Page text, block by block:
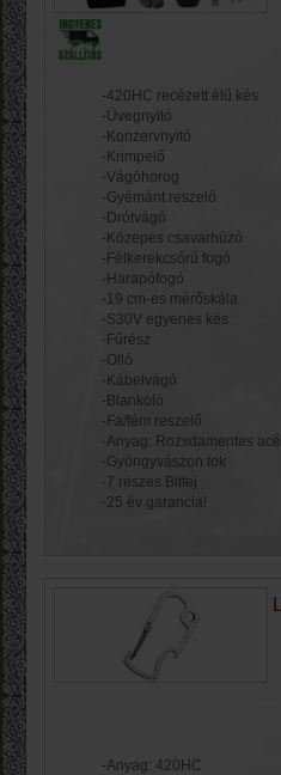
-420HC recézett élű kés
-Üvegnyitó
-Konzervnyitó
-Krimpelő
-Vágóhorog
-Gyémánt reszelő
-Drótvágó
-Közepes csavarhúzó
-Félkerekcsőrű fogó
-Harapófogó
-19 cm-es mérőskála
-S30V egyenes kés
-Fűrész
-Olló
-Kábelvágó
-Blankoló
-Fa/fém reszelő
-Anyag: Rozsdamentes acél
-Gyöngyvászon tok
-7 részes Bitfej
-25 év garancia!
-Anyag: 420HC